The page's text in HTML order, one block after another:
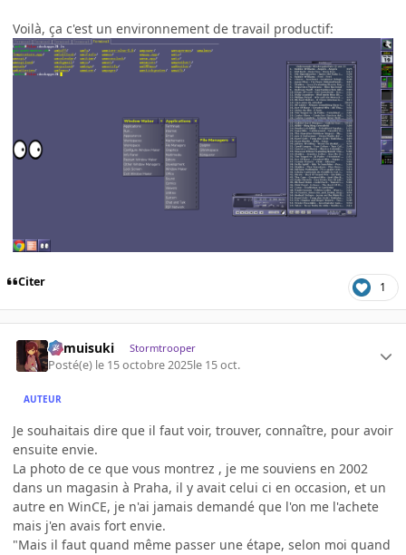
Voilà, ça c'est un environnement de travail productif:
Citer 1
kamuisuki Stormtrooper
Posté(e) le 15 octobre 2025le 15 oct.
AUTEUR
Je souhaitais dire que il faut voir, trouver, connaître, pour avoir
ensuite envie.
La photo de ce que vous montrez , je me souviens en 2002
dans un magasin à Praha, il y avait celui ci en occasion, et un
autre en WinCE, je n'ai jamais demandé que l'on me l'achete
mais j'en avais fort envie.
"Mais il faut quand même passer une étape, selon moi quand